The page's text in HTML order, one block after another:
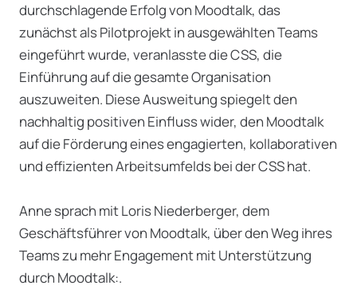
durchschlagende Erfolg von Moodtalk, das
zunächst als Pilotprojekt in ausgewählten Teams
eingeführt wurde, veranlasste die CSS, die
Einführung auf die gesamte Organisation
auszuweiten. Diese Ausweitung spiegelt den
nachhaltig positiven Einfluss wider, den Moodtalk
auf die Förderung eines engagierten, kollaborativen
und effizienten Arbeitsumfelds bei der CSS hat.
Anne sprach mit Loris Niederberger, dem
Geschäftsführer von Moodtalk, über den Weg ihres
Teams zu mehr Engagement mit Unterstützung
durch Moodtalk:.